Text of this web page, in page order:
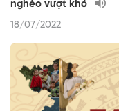
nghèo vượt khó
18/07/2022